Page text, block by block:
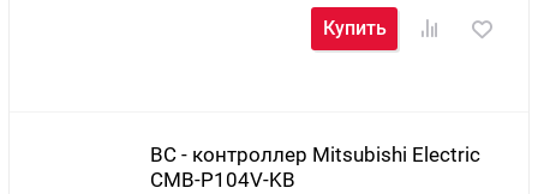
Купить
BC - контроллер Mitsubishi Electric
CMB-P104V-KB